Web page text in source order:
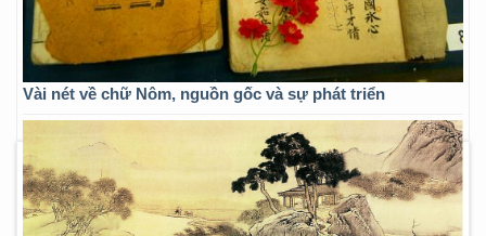
Vài nét về chữ Nôm, nguồn gốc và sự phát triển